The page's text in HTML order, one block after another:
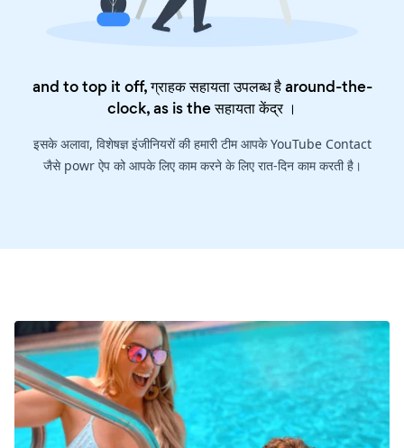
and to top it off, ग्राहक सहायता उपलब्ध है around-the-
clock, as is theसहायता केंद्र।
इसके अलावा, विशेषज्ञ इंजीनियरों की हमारी टीम आपके YouTube Contact
जैसे powr ऐप को आपके लिए काम करने के लिए रात-दिन काम करती है।